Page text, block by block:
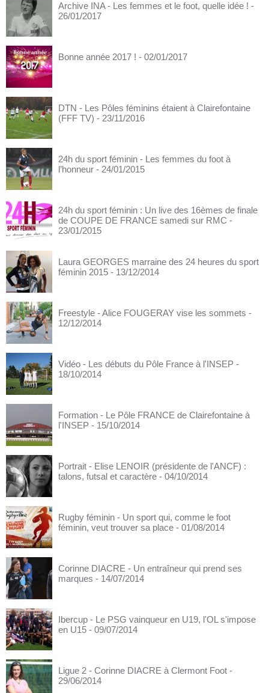
Archive INA - Les femmes et le foot, quelle idée ! -
26/01/2017
Bonne année 2017 ! - 02/01/2017
DTN - Les Pôles féminins étaient à Clairefontaine
(FFF TV) - 23/11/2016
24h du sport féminin - Les femmes du foot à
l’honneur - 24/01/2015
24h du sport féminin : Un live des 16èmes de finale
de COUPE DE FRANCE samedi sur RMC -
23/01/2015
Laura GEORGES marraine des 24 heures du sport
féminin 2015 - 13/12/2014
Freestyle - Alice FOUGERAY vise les sommets -
12/12/2014
Vidéo - Les débuts du Pôle France à l'INSEP -
18/10/2014
Formation - Le Pôle FRANCE de Clairefontaine à
l'INSEP - 15/10/2014
Portrait - Elise LENOIR (présidente de l'ANCF) :
talons, futsal et caractère - 04/10/2014
Rugby féminin - Un sport qui, comme le foot
féminin, veut trouver sa place - 01/08/2014
Corinne DIACRE - Un entraîneur qui prend ses
marques - 14/07/2014
Ibercup - Le PSG vainqueur en U19, l'OL s'impose
en U15 - 09/07/2014
Ligue 2 - Corinne DIACRE à Clermont Foot -
29/06/2014